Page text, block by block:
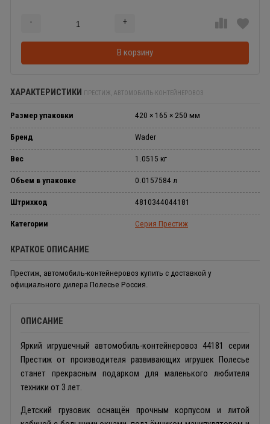
- +
В корзину
ХАРАКТЕРИСТИКИ ПРЕСТИЖ, АВТОМОБИЛЬ-КОНТЕЙНЕРОВОЗ
Размер упаковки 420 × 165 × 250 мм
Бренд Wader
Вес 1.0515 кг
Объем в упаковке 0.0157584 л
Штрихкод 4810344044181
Категории Серия Престиж
КРАТКОЕ ОПИСАНИЕ
Престиж, автомобиль-контейнеровоз купить с доставкой у
официального дилера Полесье Россия.
ОПИСАНИЕ
Яркий игрушечный автомобиль-контейнеровоз 44181 серии
Престиж от производителя развивающих игрушек Полесье
станет прекрасным подарком для маленького любителя
техники от 3 лет.
Детский грузовик оснащён прочным корпусом и литой